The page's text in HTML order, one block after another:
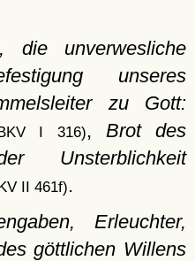
die unverwesliche
unseres
zu Gott:
I 316), Brot des
Unsterblichkeit
II 461f).
Erleuchter,
göttlichen Willens